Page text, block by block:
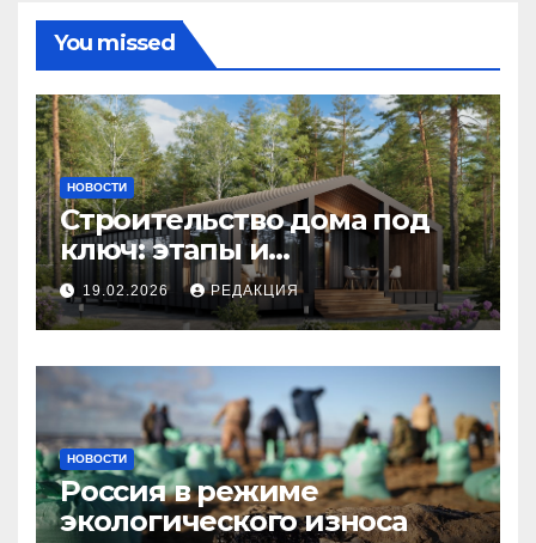
You missed
НОВОСТИ
Строительство дома под
ключ: этапы и
планирование бюджета
19.02.2026 РЕДАКЦИЯ
НОВОСТИ
Россия в режиме
экологического износа